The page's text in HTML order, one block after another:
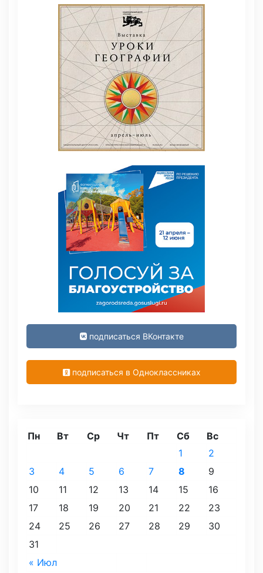
подписаться ВКонтакте
подписаться в Одноклассниках
Пн Вт Ср Чт Пт Сб Вс
« Июл
1
2
3
4 5 6 7 8
9
10
11 12 13 14 15
16
17
18 19 20 21 22
23
24
25 26 27 28 29
30
31